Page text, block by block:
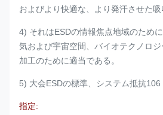
およびより快適な、より発汗させた吸
4) それはESDの情報焦点地域のため
気および宇宙空間、バイオテクノロ
加工のために適当である。
5) 大会ESDの標準、システム抵抗106
指定: